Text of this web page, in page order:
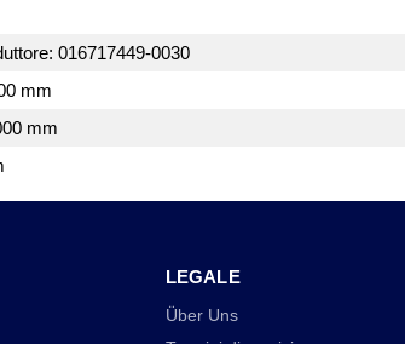
016717449-0030
mm
mm
LEGALE
Über Uns